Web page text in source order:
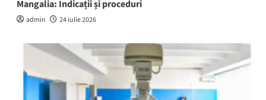
Mangalia: Indicații și proceduri
admin 24 iulie 2026